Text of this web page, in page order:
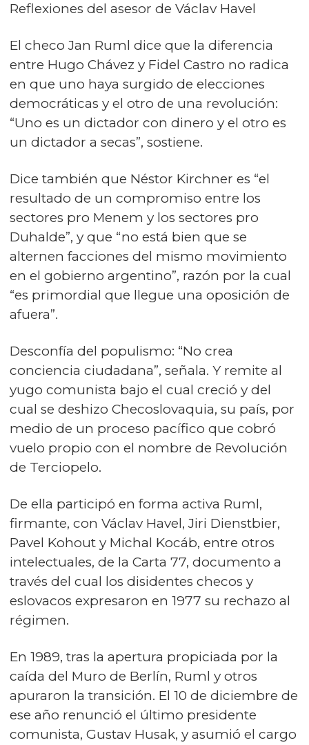
Reflexiones del asesor de Václav Havel
El checo Jan Ruml dice que la diferencia
entre Hugo Chávez y Fidel Castro no radica
en que uno haya surgido de elecciones
democráticas y el otro de una revolución:
“Uno es un dictador con dinero y el otro es
un dictador a secas”, sostiene.
Dice también que Néstor Kirchner es “el
resultado de un compromiso entre los
sectores pro Menem y los sectores pro
Duhalde”, y que “no está bien que se
alternen facciones del mismo movimiento
en el gobierno argentino”, razón por la cual
“es primordial que llegue una oposición de
afuera”.
Desconfía del populismo: “No crea
conciencia ciudadana”, señala. Y remite al
yugo comunista bajo el cual creció y del
cual se deshizo Checoslovaquia, su país, por
medio de un proceso pacífico que cobró
vuelo propio con el nombre de Revolución
de Terciopelo.
De ella participó en forma activa Ruml,
firmante, con Václav Havel, Jiri Dienstbier,
Pavel Kohout y Michal Kocáb, entre otros
intelectuales, de la Carta 77, documento a
través del cual los disidentes checos y
eslovacos expresaron en 1977 su rechazo al
régimen.
En 1989, tras la apertura propiciada por la
caída del Muro de Berlín, Ruml y otros
apuraron la transición. El 10 de diciembre de
ese año renunció el último presidente
comunista, Gustav Husak, y asumió el cargo